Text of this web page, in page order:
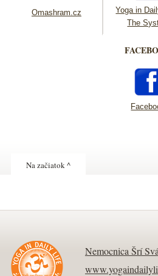
Omashram.cz
Yoga in
The
Na začiatok ^
Nemocnica Šrí